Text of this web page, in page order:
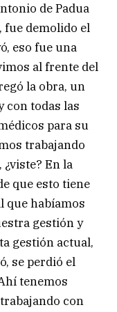
de Padua
demolido el
eso fue una
al frente del
la obra, un
con todas las
para su
trabajando
En la
que esto tiene
que habíamos
gestión y
gestión actual,
se perdió el
tenemos
con